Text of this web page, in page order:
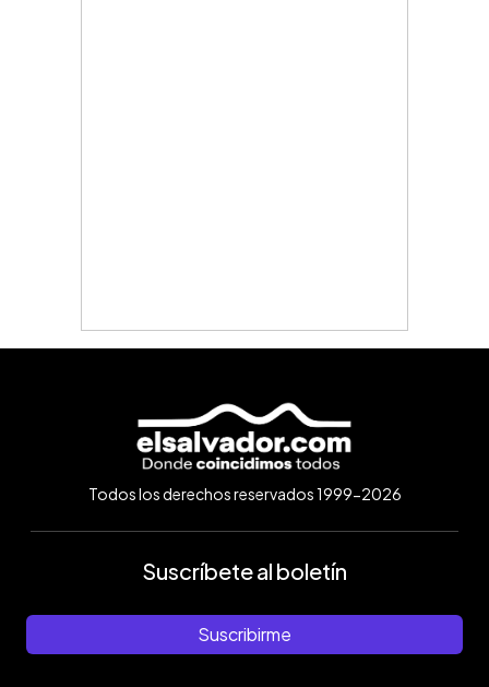
Todos los derechos reservados 1999-2026
Suscríbete al boletín
Suscribirme